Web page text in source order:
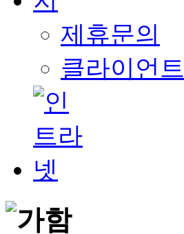
제휴문의
클라이언트